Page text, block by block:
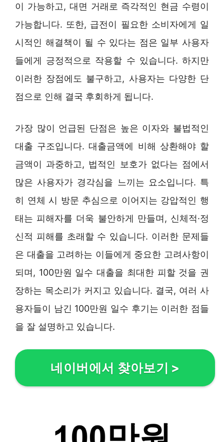
이 가능하고, 대면 거래로 즉각적인 현금 수령이
가능합니다. 또한, 급전이 필요한 소비자에게 일
시적인 해결책이 될 수 있다는 점은 일부 사용자
들에게 긍정적으로 작용할 수 있습니다. 하지만
이러한 장점에도 불구하고, 사용자는 다양한 단
점으로 인해 결국 후회하게 됩니다.
가장 많이 언급된 단점은 높은 이자와 불법적인
대출 구조입니다. 대출금액에 비해 상환해야 할
금액이 과중하고, 법적인 보호가 없다는 점에서
많은 사용자가 경각심을 느끼는 요소입니다. 특
히 연체 시 방문 추심으로 이어지는 강압적인 행
태는 피해자를 더욱 불안하게 만들며, 신체적·정
신적 피해를 초래할 수 있습니다. 이러한 문제들
은 대출을 고려하는 이들에게 중요한 고려사항이
되며, 100만원 일수 대출을 최대한 피할 것을 권
장하는 목소리가 커지고 있습니다. 결국, 여러 사
용자들이 남긴 100만원 일수 후기는 이러한 점들
을 잘 설명하고 있습니다.
네이버에서 찾아보기 >